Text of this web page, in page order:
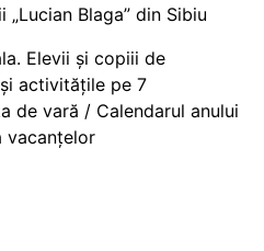
Blaga” din Sibiu
Elevii și copiii de
activitățile pe 7
de vară / Calendarul anului
vacanțelor